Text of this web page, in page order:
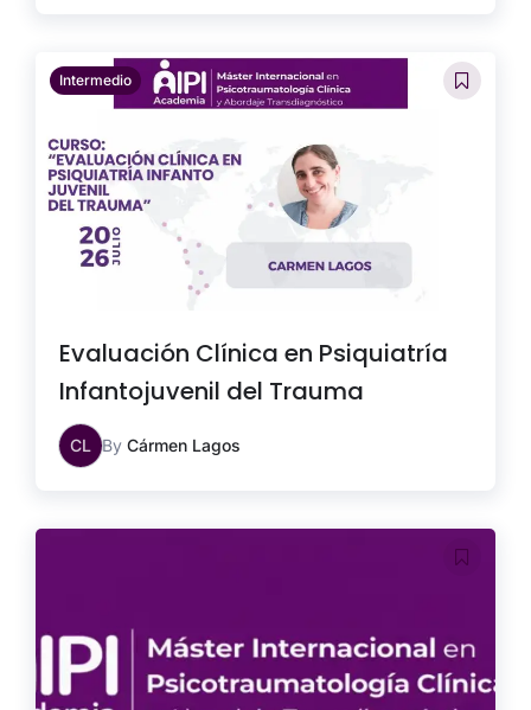
Intermedio
Evaluación Clínica en Psiquiatría
Infantojuvenil del Trauma
CL By Cármen Lagos